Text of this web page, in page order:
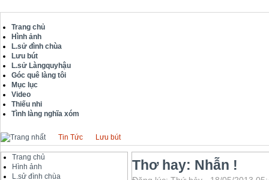
Trang chủ
Hình ảnh
L.sử đình chùa
Lưu bút
L.sử Làngquyhậu
Góc quê làng tôi
Mục lục
Video
Thiếu nhi
Tình làng nghĩa xóm
Tin Tức Lưu bút
Trang chủ
Hình ảnh
L.sử đình chùa
Thơ hay: Nhẫn !